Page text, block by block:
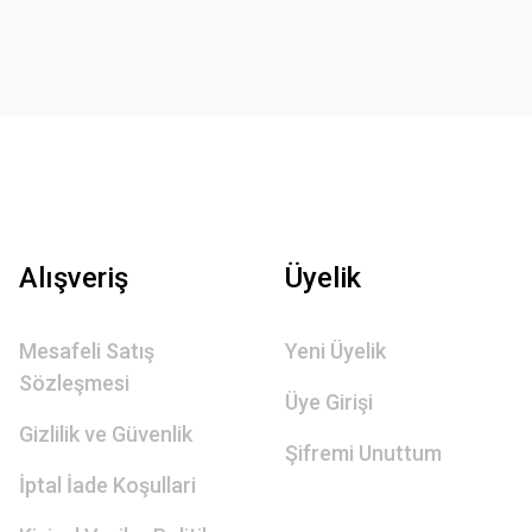
Alışveriş
Mesafeli Satış
Sözleşmesi
Gizlilik ve Güvenlik
İptal İade Koşullari
Üyelik
Yeni Üyelik
Üye Girişi
Şifremi Unuttum